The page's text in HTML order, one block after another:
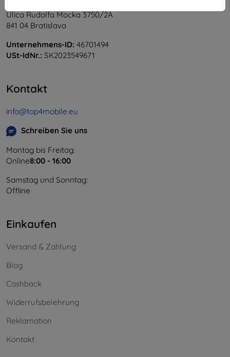
Ulica Rudolfa Mocka 3750/2A
841 04 Bratislava
Unternehmens-ID: 46701494
USt-IdNr.: SK2023549671
Kontakt
info@top4mobile.eu
Schreiben Sie uns
Montag bis Freitag:
Online8:00 - 16:00
Samstag und Sonntag:
Offline
Einkaufen
Versand & Zahlung
Blog
Cashback
Widerrufsbelehrung
Reklamation
Kontakt